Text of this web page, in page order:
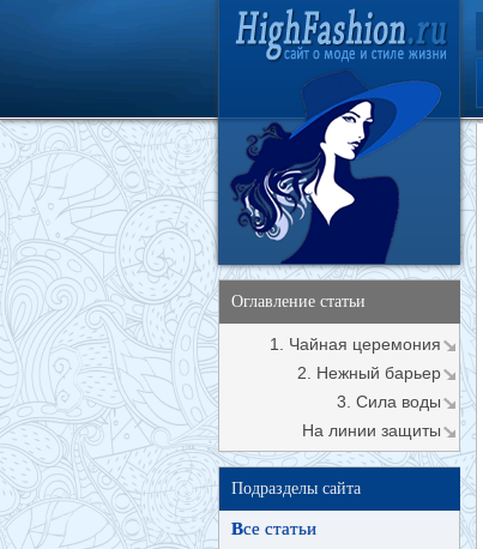
Оглавление статьи
1. Чайная церемония
2. Нежный барьер
3. Сила воды
На линии защиты
Подразделы сайта
Все статьи